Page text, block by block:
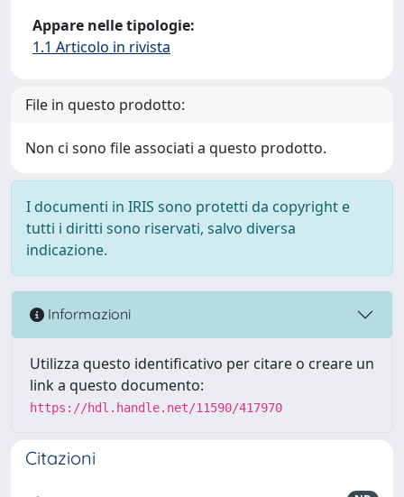
Appare nelle tipologie:
1.1 Articolo in rivista
File in questo prodotto:
Non ci sono file associati a questo prodotto.
I documenti in IRIS sono protetti da copyright e
tutti i diritti sono riservati, salvo diversa
indicazione.
Informazioni
Utilizza questo identificativo per citare o creare un
link a questo documento:
https://hdl.handle.net/11590/417970
Citazioni